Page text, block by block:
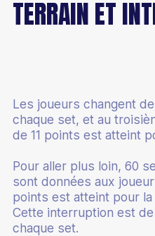
TERRAIN ET
Les joueurs changent
chaque set, et au
de 11 points est atteint
Pour aller plus loin, 60
sont données aux
points est atteint pour
Cette interruption est
chaque set.